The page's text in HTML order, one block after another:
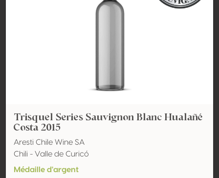
Trisquel Series Sauvignon Blanc Hualañé
Costa 2015
Aresti Chile Wine SA
Chili - Valle de Curicó
Médaille d'argent